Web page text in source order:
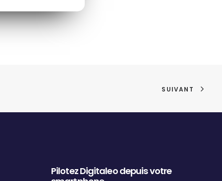
SUIVANT
Pilotez Digitaleo depuis votre